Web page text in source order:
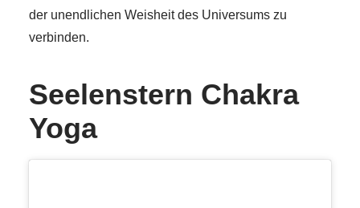
der unendlichen Weisheit des Universums zu
verbinden.
Seelenstern Chakra
Yoga